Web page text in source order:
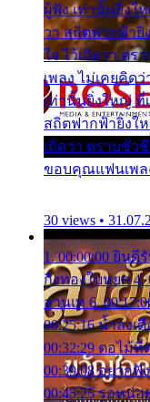
ผู้ฟัง เท่านั้นยิ่งใ
วา สถิตฟากฟ้ายิ่
ใจ ไว้เถิดว่า ต
เพลง ไม่เคยคิด
เท่านั้นยิ่งใหญ่ ที่
สถิตฟากฟ้ายิ่งใ
เถิดว่า ตราบชั่ว
ขอบคุณแฟนเพลง
30 views •
1. 00:00:00 ยินดี
กิ่งทองใบหยก 4.
ลานเท 6.
00:25:16 น้ำลงเ
00:32:29 ตอไม้ที่
00:39:08 อยากฟั
00:45:25 รอหน่อ